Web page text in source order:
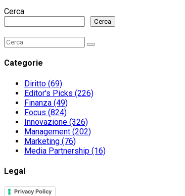
Cerca
Cerca
Search
Search
Categorie
Diritto (69)
Editor's Picks (226)
Finanza (49)
Focus (824)
Innovazione (326)
Management (202)
Marketing (76)
Media Partnership (16)
Legal
Privacy Policy